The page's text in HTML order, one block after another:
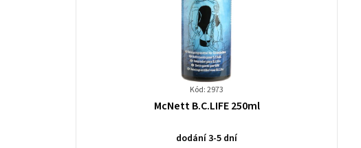
Kód: 2973
Průměrné
produktu
McNett B.C.LIFE 250ml
dodání 3-5 dní